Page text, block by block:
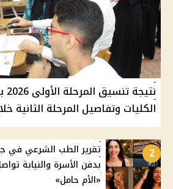
الكليات وتفاصيل المرحلة الثانية
2
تقرير الطب الشرعي في
بدفن الأسرة والنيابة
«الأم حامل»